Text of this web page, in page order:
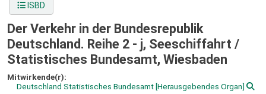
ISBD
Der Verkehr in der Bundesrepublik
Deutschland. Reihe 2 - j, Seeschiffahrt /
Statistisches Bundesamt, Wiesbaden
Mitwirkende(r):
Deutschland Statistisches Bundesamt [Herausgebendes Organ]